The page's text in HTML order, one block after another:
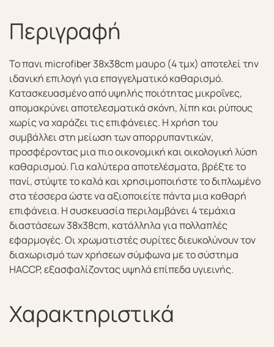
Περιγραφή
Το πανι microfiber 38x38cm μαυρο (4 τμχ) αποτελεί την
ιδανική επιλογή για επαγγελματικό καθαρισμό.
Κατασκευασμένο από υψηλής ποιότητας μικροΐνες,
απομακρύνει αποτελεσματικά σκόνη, λίπη και ρύπους
χωρίς να χαράζει τις επιφάνειες. Η χρήση του
συμβάλλει στη μείωση των απορρυπαντικών,
προσφέροντας μια πιο οικονομική και οικολογική λύση
καθαρισμού. Για καλύτερα αποτελέσματα, βρέξτε το
πανί, στύψτε το καλά και χρησιμοποιήστε το διπλωμένο
στα τέσσερα ώστε να αξιοποιείτε πάντα μια καθαρή
επιφάνεια. Η συσκευασία περιλαμβάνει 4 τεμάχια
διαστάσεων 38x38cm, κατάλληλα για πολλαπλές
εφαρμογές. Οι χρωματιστές συρίτες διευκολύνουν τον
διαχωρισμό των χρήσεων σύμφωνα με το σύστημα
HACCP, εξασφαλίζοντας υψηλά επίπεδα υγιεινής.
Χαρακτηριστικά